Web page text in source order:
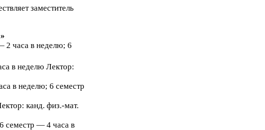
заместитель
2 часа в неделю; 6
в неделю Лектор:
в неделю; 6 семестр
канд. физ.-мат.
6 семестр — 4 часа в